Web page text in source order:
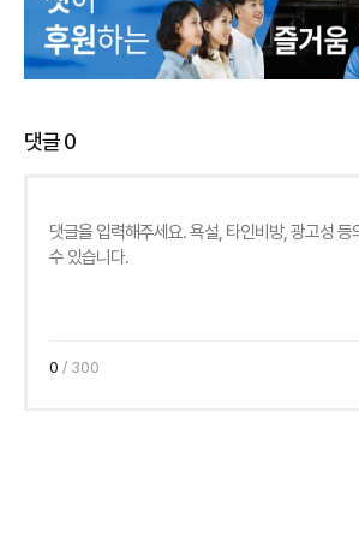
댓글0
0 / 300